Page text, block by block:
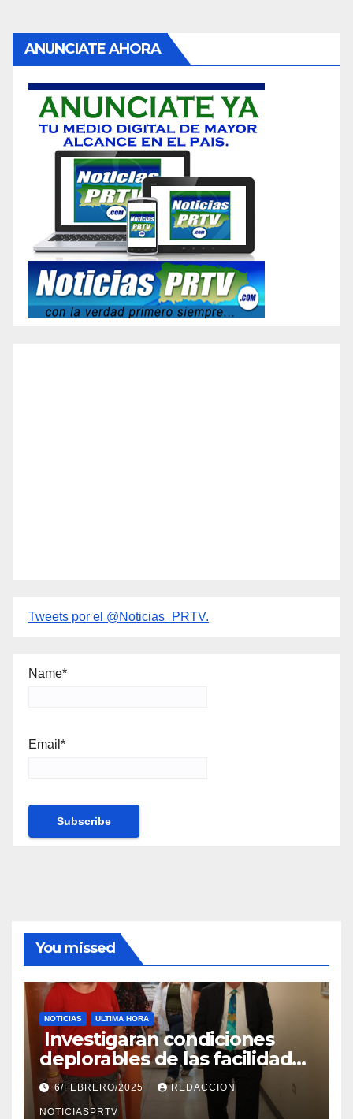
ANUNCIATE AHORA
Tweets por el @Noticias_PRTV.
Name*
Email*
You missed
NOTICIAS ULTIMA HORA
Investigaran condiciones
deplorables de las facilidades
el Departamento de la Salud
en Mayagüez
6/FEBRERO/2025 REDACCION
NOTICIASPRTV